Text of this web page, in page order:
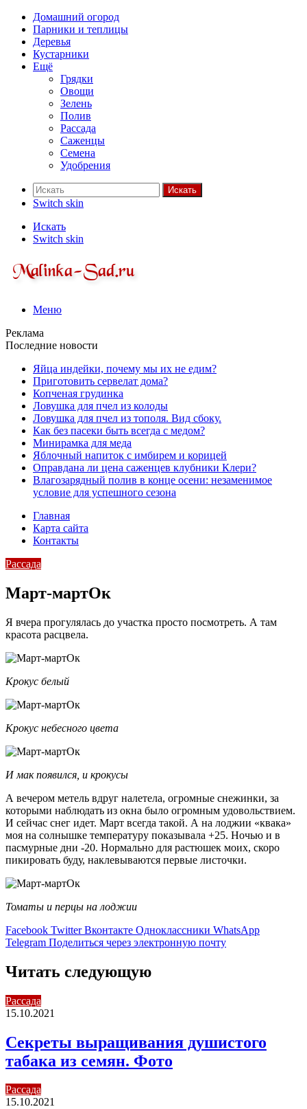
Домашний огород
Парники и теплицы
Деревья
Кустарники
Ещё
Грядки
Овощи
Зелень
Полив
Рассада
Саженцы
Семена
Удобрения
Искать
Switch skin
Искать
Switch skin
Меню
Реклама
Последние новости
Яйца индейки, почему мы их не едим?
Приготовить сервелат⁠⁠ дома?
Копченая грудинка
Ловушка для пчел из колоды
Ловушка для пчел из тополя. Вид сбоку.
Как без пасеки быть всегда с медом?
Минирамка для меда
Яблочный напиток с имбирем и корицей
Оправдана ли цена саженцев клубники Клери?
Влагозарядный полив в конце осени: незаменимое
условие для успешного сезона
Главная
Карта сайта
Контакты
Рассада
Март-мартОк
Я вчера прогулялась до участка просто посмотреть. А там
красота расцвела.
Крокус белый
Крокус небесного цвета
И мак появился, и крокусы
А вечером метель вдруг налетела, огромные снежинки, за
которыми наблюдать из окна было огромным удовольствием.
И сейчас снег идет. Март всегда такой. А на лоджии «квака»
моя на солнышке температуру показывала +25. Ночью и в
пасмурные дни -20. Нормально для растюшек моих, скоро
пикировать буду, наклевываются первые листочки.
Томаты и перцы на лоджии
Facebook Twitter Вконтакте Одноклассники WhatsApp
Telegram Поделиться через электронную почту
Читать следующую
Рассада
15.10.2021
Секреты выращивания душистого
табака из семян. Фото
Рассада
15.10.2021